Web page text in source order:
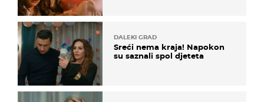
DALEKI GRAD
Sreći nema kraja! Napokon
su saznali spol djeteta